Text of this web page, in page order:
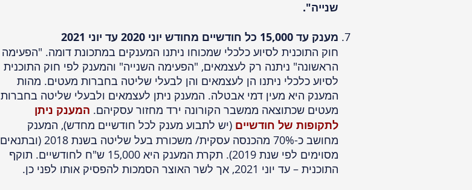
שנייה".
מענק עד 15,000 כל חודשיים מחודש יוני 2020 עד יוני 2021
חוק התוכנית לסיוע כלכלי שמכוחו ניתנו המענקים במתכונת דומה. "הפעימה
הראשונה" ניתנה רק לעצמאים, "הפעימה השנייה" והמענק לפי חוק התוכנית
לסיוע כלכלי ניתנו הן לעצמאים והן לבעלי שליטה בחברות מעטים. מהות
המענק היא מעין דמי אבטלה. המענק ניתן לעצמאים ולבעלי שליטה בחברות
מעטים שכתוצאה ממשבר הקורונה ירד מחזור עסקיהם. המענק ניתן
לתקופות של חודשיים (יש לתבוע מענק לכל חודשיים מחדש), המענק
מחושב כ-70% מהכנסה עסקית/ משכורת בעל שליטה בשנת 2018 (ובתנאים
מסוימים לפי שנת 2019). תקרת המענק היא 15,000 ש"ח לחודשיים. תוקף
התוכנית – עד יוני 2021, אך לשר האוצר הסמכות להפסיק אותו לפני כן.